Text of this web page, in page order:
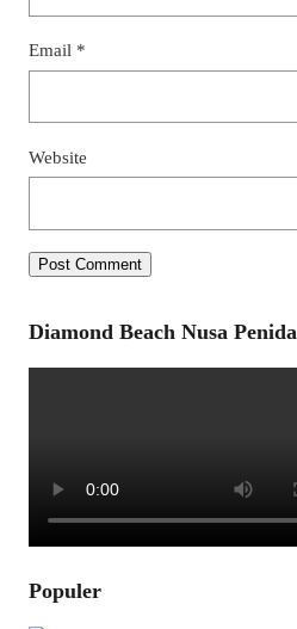
Email *
Website
Diamond Beach Nusa Penida
Populer